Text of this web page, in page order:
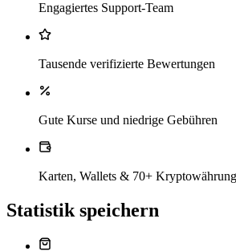
Engagiertes Support-Team
Tausende verifizierte Bewertungen
Gute Kurse und niedrige Gebühren
Karten, Wallets & 70+
Statistik speichern